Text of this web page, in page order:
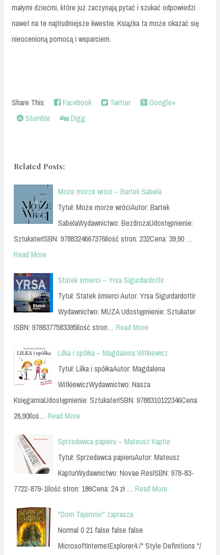
małymi dziećmi, które już zaczynają pytać i szukać odpowiedzi
nawet na te najtrudniejsze kwestie. Książka ta może okazać się
nieocenioną pomocą i wsparciem.
Share This: Facebook Twitter
Google+
Stumble
Digg
Related Posts:
Może morze wróci – Bartek Sabela
Tytuł: Może morze wróciAutor: Bartek
SabelaWydawnictwo: BezdrożaUdostępnienie:
SztukaterISBN: 9788324667376Ilość stron: 232Cena: 39,90 …
Read More
Statek śmierci – Yrsa Sigurdardottir
Tytuł: Statek śmierci Autor: Yrsa Sigurdardottir
Wydawnictwo: MUZA Udostępnienie: Sztukater
ISBN: 9788377583395Ilość stron… Read More
Lilka i spółka – Magdalena Witkiewicz
Tytuł: Lilka i spółkaAutor: Magdalena
WitkiewiczWydawnictwo: Nasza
KsięgarniaUdostępnienie: SztukaterISBN: 9788310122346Cena:
26,90Iloś… Read More
Sprzedawca papieru – Mateusz Kaptur
Tytuł: Sprzedawca papieruAutor: Mateusz
KapturWydawnictwo: Novae ResISBN: 978-83-
7722-879-1Ilość stron: 186Cena: 24 zł … Read More
"Dom Tajemnic" zaprasza
Normal 0 21 false false false
MicrosoftInternetExplorer4 /* Style Definitions */